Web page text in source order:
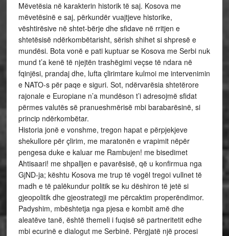
Mëvetësia në karakterin historik të saj. Kosova me
mëvetësinë e saj, përkundër vuajtjeve historike,
vështirësive në shtet-bërje dhe sfidave në rritjen e
shtetësisë ndërkombëtarisht, sërish shihet si shpresë e
mundësi. Bota vonë e pati kuptuar se Kosova me Serbi nuk
mund t’a kenë të njejtën trashëgimi veçse të ndara në
fqinjësi, prandaj dhe, lufta çlirimtare kulmoi me intervenimin
e NATO-s për paqe e siguri. Sot, ndërvarësia shtetërore
rajonale e Europiane n’a mundëson t’i adresojmë sfidat
përmes valutës së pranueshmërisë mbi barabarësinë, si
princip ndërkombëtar.
Historia jonë e vonshme, tregon hapat e përpjekjeve
shekullore për çlirim, me maratonën e vrapimit nëpër
pengesa duke e kaluar me Rambujen! me bisedimet
Ahtisaari! me shpalljen e pavarësisë, që u konfirmua nga
GjND-ja; kështu Kosova me trup të vogël tregoi vullnet të
madh e të palëkundur politik se ku dëshiron të jetë si
gjeopolitik dhe gjeostrategji me përcaktim properëndimor.
Padyshim, mbështetja nga pjesa e kombit amë dhe
aleatëve tanë, është themeli i fuqisë së partneritetit edhe
mbi ecurinë e dialogut me Serbinë. Përgjatë një procesi